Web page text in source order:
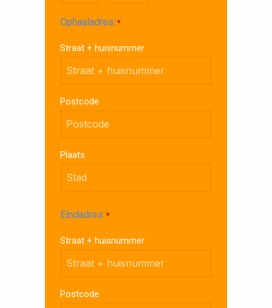
UU
Ophaaladres: *
Straat + huisnummer
Postcode
Plaats
Eindadres: *
Straat + huisnummer
Postcode